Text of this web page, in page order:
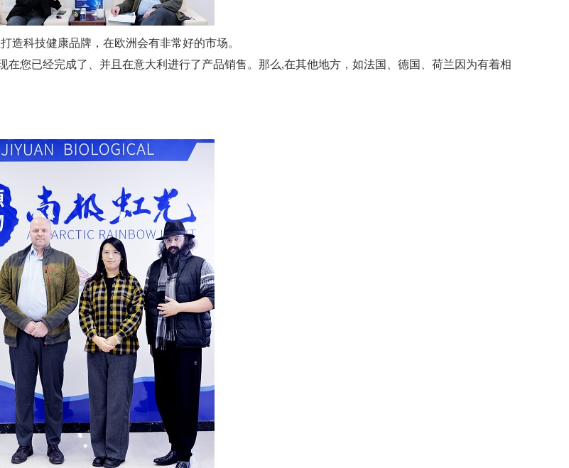
造科技健康品牌，在欧洲会有非常好的市场。
您已经完成了、并且在意大利进行了产品销售。那么,在其他地方，如法国、德国、荷兰因为有着相